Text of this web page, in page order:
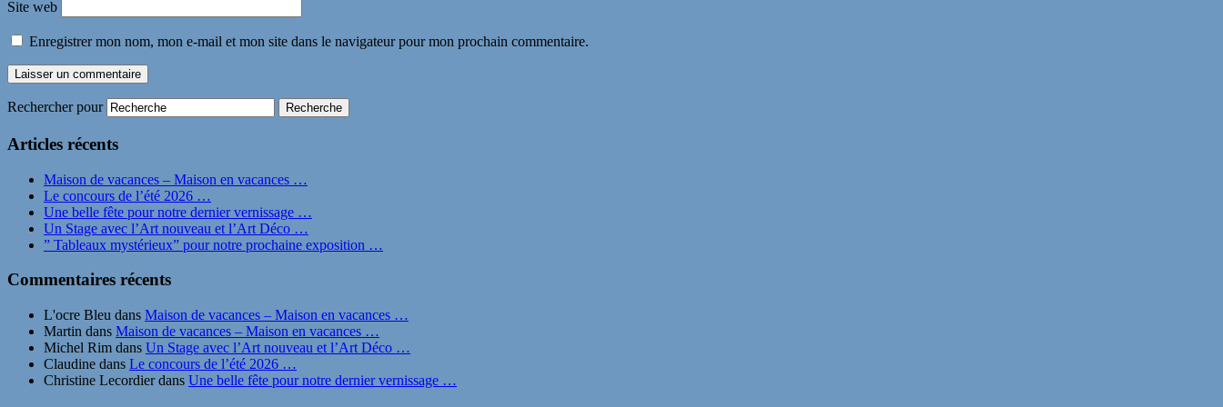
Site web
Enregistrer mon nom, mon e-mail et mon site dans le navigateur pour mon prochain commentaire.
Rechercher pour
Articles récents
Maison de vacances – Maison en vacances …
Le concours de l’été 2026 …
Une belle fête pour notre dernier vernissage …
Un Stage avec l’Art nouveau et l’Art Déco …
” Tableaux mystérieux” pour notre prochaine exposition …
Commentaires récents
L'ocre Bleu dans Maison de vacances – Maison en vacances …
Martin dans Maison de vacances – Maison en vacances …
Michel Rim dans Un Stage avec l’Art nouveau et l’Art Déco …
Claudine dans Le concours de l’été 2026 …
Christine Lecordierdans Une belle fête pour notre dernier vernissage …